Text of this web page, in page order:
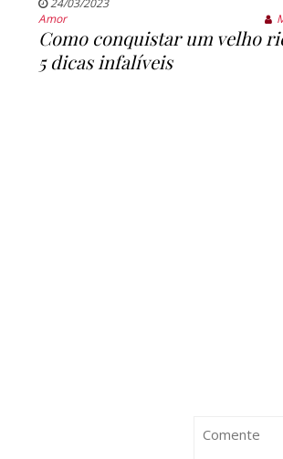
24/03/2023
Amor
Como conquistar um velho
5 dicas infalíveis